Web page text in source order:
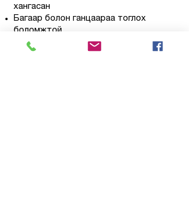
хангасан
Багаар болон ганцаараа тоглох
боломжтой
Орон зай, төсөөлөн бодохуй, ажиглан
харах чадвар сорих даалгавруудтай